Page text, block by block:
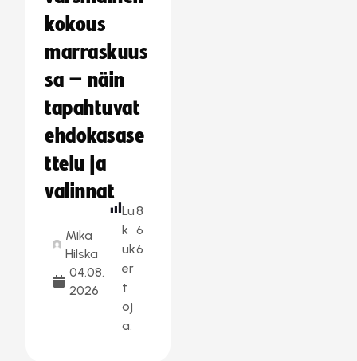
kokous
marraskuus
sa – näin
tapahtuvat
ehdokasase
ttelu ja
valinnat
Mika
Hilska
04.08.
2026
Lu
k
uk
er
t
oj
a:
8
6
6